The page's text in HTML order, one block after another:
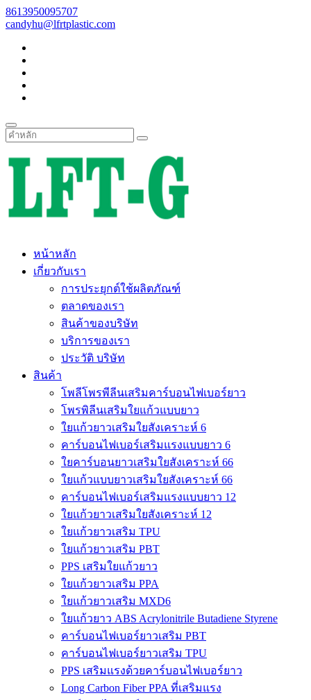
8613950095707
candyhu@lfrtplastic.com
หน้าหลัก
เกี่ยวกับเรา
การประยุกต์ใช้ผลิตภัณฑ์
ตลาดของเรา
สินค้าของบริษัท
บริการของเรา
ประวัติ บริษัท
สินค้า
โพลีโพรพีลีนเสริมคาร์บอนไฟเบอร์ยาว
โพรพิลีนเสริมใยแก้วแบบยาว
ใยแก้วยาวเสริมใยสังเคราะห์ 6
คาร์บอนไฟเบอร์เสริมแรงแบบยาว 6
ใยคาร์บอนยาวเสริมใยสังเคราะห์ 66
ใยแก้วแบบยาวเสริมใยสังเคราะห์ 66
คาร์บอนไฟเบอร์เสริมแรงแบบยาว 12
ใยแก้วยาวเสริมใยสังเคราะห์ 12
ใยแก้วยาวเสริม TPU
ใยแก้วยาวเสริม PBT
PPS เสริมใยแก้วยาว
ใยแก้วยาวเสริม PPA
ใยแก้วยาวเสริม MXD6
ใยแก้วยาว ABS Acrylonitrile Butadiene Styrene
คาร์บอนไฟเบอร์ยาวเสริม PBT
คาร์บอนไฟเบอร์ยาวเสริม TPU
PPS เสริมแรงด้วยคาร์บอนไฟเบอร์ยาว
Long Carbon Fiber PPA ที่เสริมแรง